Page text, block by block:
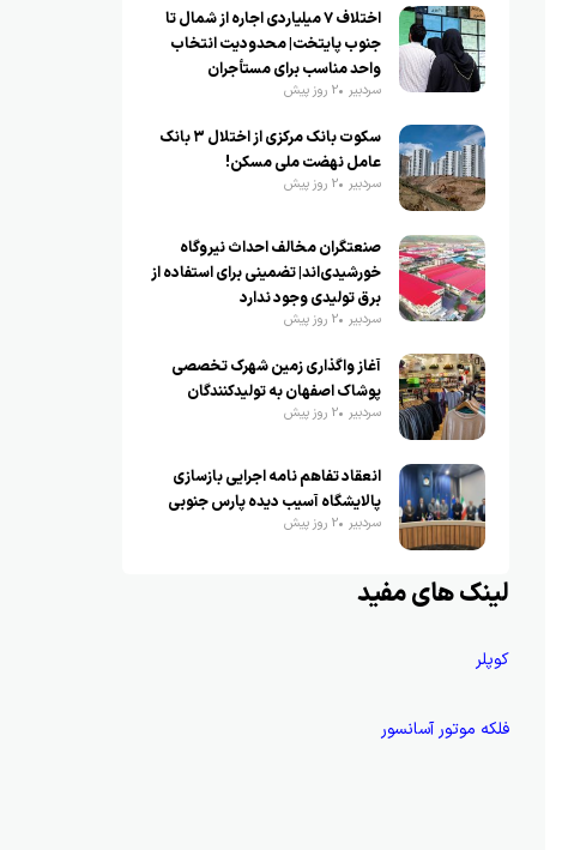
اختلاف ۷ میلیاردی اجاره از شمال تا
جنوب پایتخت| محدودیت انتخاب
واحد مناسب برای مستأجران
سردبیر 2 روز پیش
سکوت بانک مرکزی از اختلال ۳ بانک
عامل نهضت ملی مسکن!
سردبیر 2 روز پیش
صنعتگران مخالف احداث نیروگاه
خورشیدی‌اند| تضمینی برای استفاده از
برق تولیدی وجود ندارد
سردبیر 2 روز پیش
آغاز واگذاری زمین شهرک تخصصی
پوشاک اصفهان به تولیدکنندگان
سردبیر 2 روز پیش
انعقاد تفاهم نامه اجرایی بازسازی
پالایشگاه آسیب دیده پارس جنوبی
سردبیر 2 روز پیش
لینک های مفید
کوپلر
فلکه موتور آسانسور